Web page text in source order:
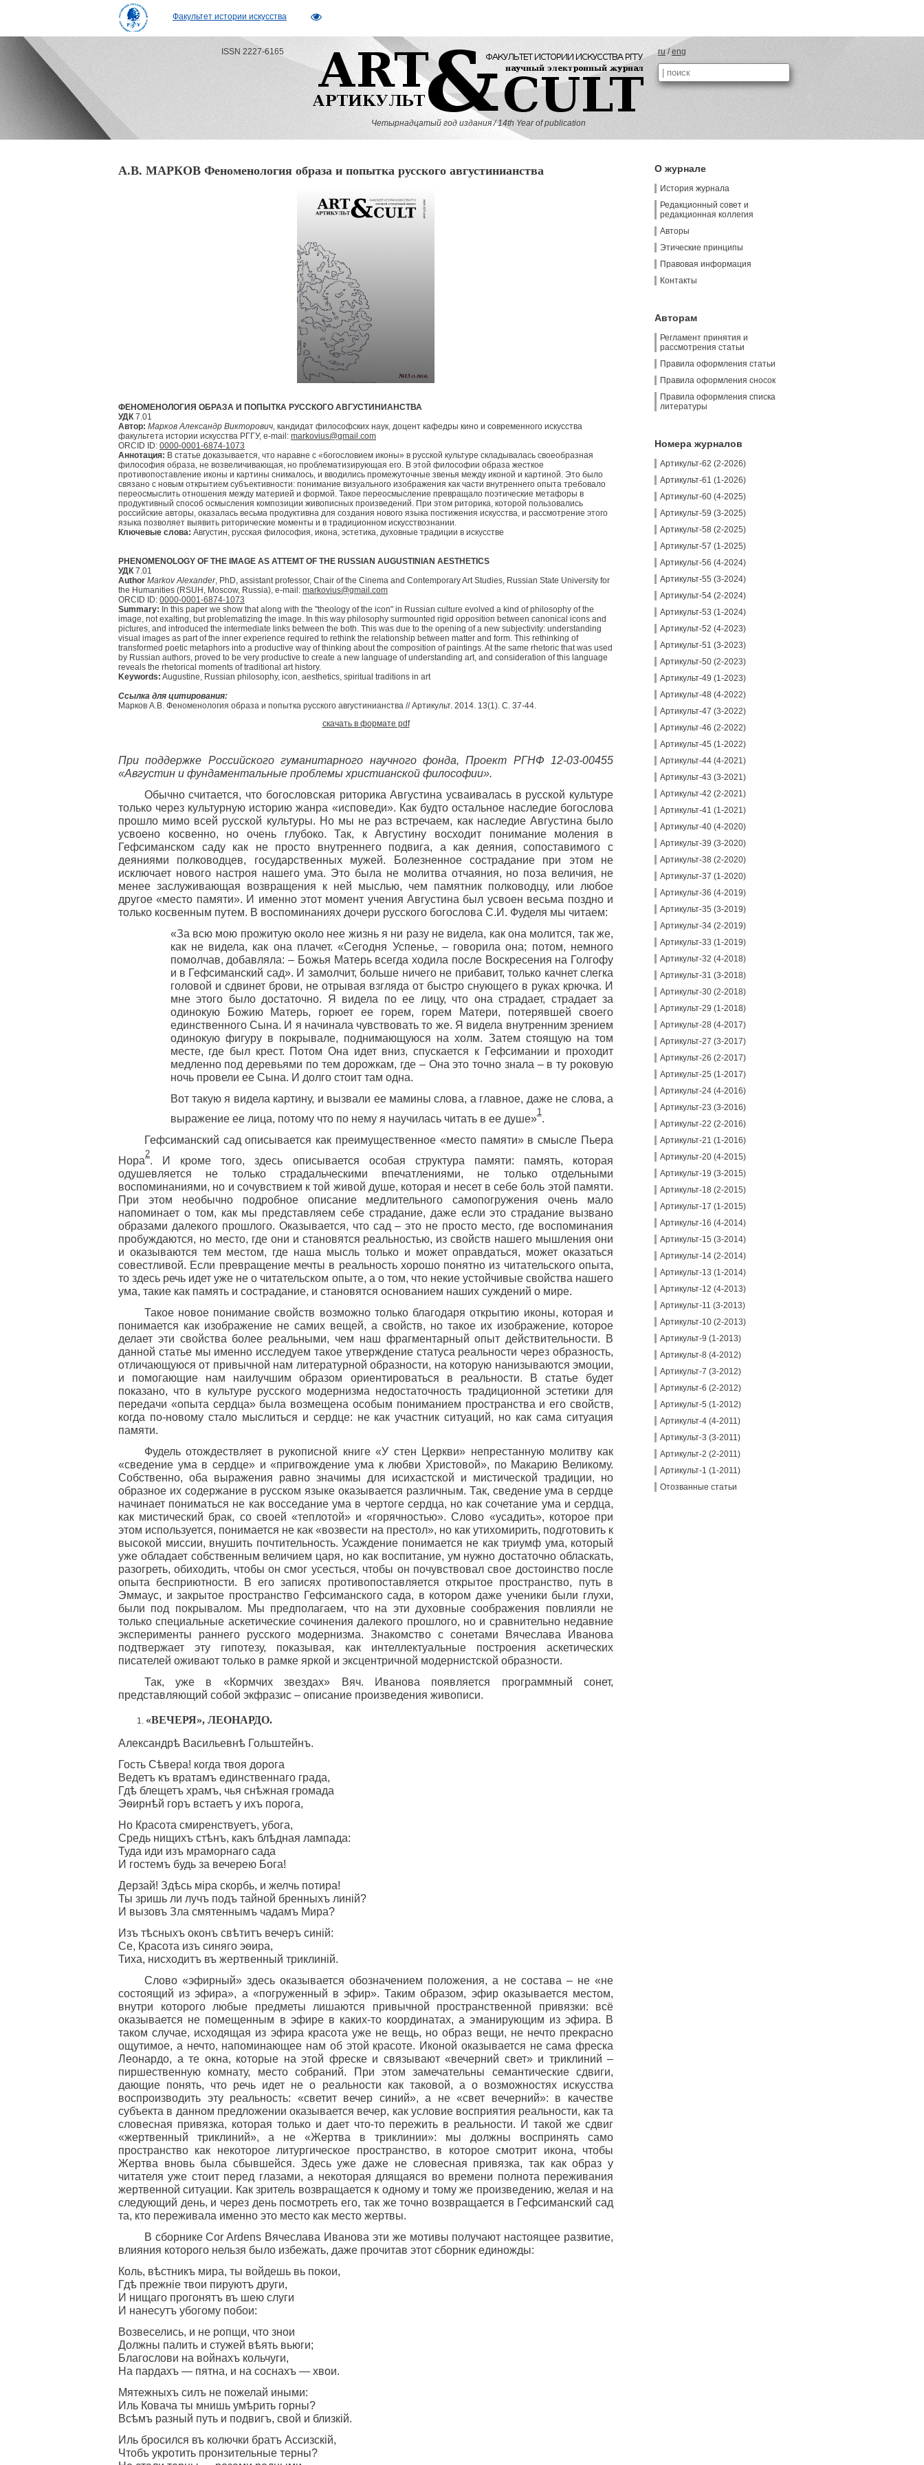
Факультет истории искусства
ISSN 2227-6165
Четырнадцатый год издания / 14th Year of publication
ru/ eng
А.В. МАРКОВ Феноменология образа и попытка русского августинианства
ФЕНОМЕНОЛОГИЯ ОБРАЗА И ПОПЫТКА РУССКОГО АВГУСТИНИАНСТВА
УДК 7.01
Автор: Марков Александр Викторович, кандидат философских наук, доцент кафедры кино и современного искусства
факультета истории искусства РГГУ, e-mail: markovius@gmail.com
ORCID ID: 0000-0001-6874-1073
Аннотация: В статье доказывается, что наравне с «богословием иконы» в русской культуре складывалась своеобразная
философия образа, не возвеличивающая, но проблематизирующая его. В этой философии образа жесткое
противопоставление иконы и картины снималось, и вводились промежуточные звенья между иконой и картиной. Это было
связано с новым открытием субъективности: понимание визуального изображения как части внутреннего опыта требовало
переосмыслить отношения между материей и формой. Такое переосмысление превращало поэтические метафоры в
продуктивный способ осмысления композиции живописных произведений. При этом риторика, которой пользовались
российские авторы, оказалась весьма продуктивна для создания нового языка постижения искусства, и рассмотрение этого
языка позволяет выявить риторические моменты и в традиционном искусствознании.
Ключевые слова: Августин, русская философия, икона, эстетика, духовные традиции в искусстве
PHENOMENOLOGY OF THE IMAGE AS ATTEMT OF THE RUSSIAN AUGUSTINIAN AESTHETICS
УДК 7.01
Author Markov Alexander, PhD, assistant professor, Chair of the Cinema and Contemporary Art Studies, Russian State University for
the Humanities (RSUH, Moscow, Russia), e-mail: markovius@gmail.com
ORCID ID: 0000-0001-6874-1073
Summary: In this paper we show that along with the "theology of the icon" in Russian culture evolved a kind of philosophy of the
image, not exalting, but problematizing the image. In this way philosophy surmounted rigid opposition between canonical icons and
pictures, and introduced the intermediate links between the both. This was due to the opening of a new subjectivity: understanding
visual images as part of the inner experience required to rethink the relationship between matter and form. This rethinking of
transformed poetic metaphors into a productive way of thinking about the composition of paintings. At the same rhetoric that was used
by Russian authors, proved to be very productive to create a new language of understanding art, and consideration of this language
reveals the rhetorical moments of traditional art history.
Keywords: Augustine, Russian philosophy, icon, aesthetics, spiritual traditions in art
Ссылка для цитирования:
Марков А.В. Феноменология образа и попытка русского августинианства // Артикульт. 2014. 13(1). С. 37-44.
скачать в формате pdf
При поддержке Российского гуманитарного научного фонда, Проект РГНФ 12-03-00455
«Августин и фундаментальные проблемы христианской философии».
Обычно считается, что богословская риторика Августина усваивалась в русской культуре
только через культурную историю жанра «исповеди». Как будто остальное наследие богослова
прошло мимо всей русской культуры. Но мы не раз встречаем, как наследие Августина было
усвоено косвенно, но очень глубоко. Так, к Августину восходит понимание моления в
Гефсиманском саду как не просто внутреннего подвига, а как деяния, сопоставимого с
деяниями полководцев, государственных мужей. Болезненное сострадание при этом не
исключает нового настроя нашего ума. Это была не молитва отчаяния, но поза величия, не
менее заслуживающая возвращения к ней мыслью, чем памятник полководцу, или любое
другое «место памяти». И именно этот момент учения Августина был усвоен весьма поздно и
только косвенным путем. В воспоминаниях дочери русского богослова С.И. Фуделя мы читаем:
«За всю мою прожитую около нее жизнь я ни разу не видела, как она молится, так же,
как не видела, как она плачет. «Сегодня Успенье, – говорила она; потом, немного
помолчав, добавляла: – Божья Матерь всегда ходила после Воскресения на Голгофу
и в Гефсиманский сад». И замолчит, больше ничего не прибавит, только качнет слегка
головой и сдвинет брови, не отрывая взгляда от быстро снующего в руках крючка. И
мне этого было достаточно. Я видела по ее лицу, что она страдает, страдает за
одинокую Божию Матерь, горюет ее горем, горем Матери, потерявшей своего
единственного Сына. И я начинала чувствовать то же. Я видела внутренним зрением
одинокую фигуру в покрывале, поднимающуюся на холм. Затем стоящую на том
месте, где был крест. Потом Она идет вниз, спускается к Гефсимании и проходит
медленно под деревьями по тем дорожкам, где – Она это точно знала – в ту роковую
ночь провели ее Сына. И долго стоит там одна.
Вот такую я видела картину, и вызвали ее мамины слова, а главное, даже не слова, а
выражение ее лица, потому что по нему я научилась читать в ее душе»
1
.
Гефсиманский сад описывается как преимущественное «место памяти» в смысле Пьера
Нора
2
. И кроме того, здесь описывается особая структура памяти: память, которая
одушевляется не только страдальческими впечатлениями, не только отдельными
воспоминаниями, но и сочувствием к той живой душе, которая и несет в себе боль этой памяти.
При этом необычно подробное описание медлительного самопогружения очень мало
напоминает о том, как мы представляем себе страдание, даже если это страдание вызвано
образами далекого прошлого. Оказывается, что сад – это не просто место, где воспоминания
пробуждаются, но место, где они и становятся реальностью, из свойств нашего мышления они
и оказываются тем местом, где наша мысль только и может оправдаться, может оказаться
совестливой. Если превращение мечты в реальность хорошо понятно из читательского опыта,
то здесь речь идет уже не о читательском опыте, а о том, что некие устойчивые свойства нашего
ума, такие как память и сострадание, и становятся основанием наших суждений о мире.
Такое новое понимание свойств возможно только благодаря открытию иконы, которая и
понимается как изображение не самих вещей, а свойств, но такое их изображение, которое
делает эти свойства более реальными, чем наш фрагментарный опыт действительности. В
данной статье мы именно исследуем такое утверждение статуса реальности через образность,
отличающуюся от привычной нам литературной образности, на которую нанизываются эмоции,
и помогающие нам наилучшим образом ориентироваться в реальности. В статье будет
показано, что в культуре русского модернизма недостаточность традиционной эстетики для
передачи «опыта сердца» была возмещена особым пониманием пространства и его свойств,
когда по-новому стало мыслиться и сердце: не как участник ситуаций, но как сама ситуация
памяти.
Фудель отождествляет в рукописной книге «У стен Церкви» непрестанную молитву как
«сведение ума в сердце» и «пригвождение ума к любви Христовой», по Макарию Великому.
Собственно, оба выражения равно значимы для исихастской и мистической традиции, но
образное их содержание в русском языке оказывается различным. Так, сведение ума в сердце
начинает пониматься не как восседание ума в чертоге сердца, но как сочетание ума и сердца,
как мистический брак, со своей «теплотой» и «горячностью». Слово «усадить», которое при
этом используется, понимается не как «возвести на престол», но как утихомирить, подготовить к
высокой миссии, внушить почтительность. Усаждение понимается не как триумф ума, который
уже обладает собственным величием царя, но как воспитание, ум нужно достаточно обласкать,
разогреть, обиходить, чтобы он смог усесться, чтобы он почувствовал свое достоинство после
опыта бесприютности. В его записях противопоставляется открытое пространство, путь в
Эммаус, и закрытое пространство Гефсиманского сада, в котором даже ученики были глухи,
были под покрывалом. Мы предполагаем, что на эти духовные соображения повлияли не
только специальные аскетические сочинения далекого прошлого, но и сравнительно недавние
эксперименты раннего русского модернизма. Знакомство с сонетами Вячеслава Иванова
подтвержает эту гипотезу, показывая, как интеллектуальные построения аскетических
писателей оживают только в рамке яркой и эксцентричной модернистской образности.
Так, уже в «Кормчих звездах» Вяч. Иванова появляется программный сонет,
представляющий собой экфразис – описание произведения живописи.
«ВЕЧЕРЯ», ЛЕОНАРДО.
Александрѣ Васильевнѣ Гольштейнъ.
Гость Сѣвера! когда твоя дорога
Ведетъ къ вратамъ единственнаго града,
Гдѣ блещетъ храмъ, чья снѣжная громада
Эѳирнѣй горъ встаетъ у ихъ порога,
Но Красота смиренствуетъ, убога,
Средь нищихъ стѣнъ, какъ блѣдная лампада:
Туда иди изъ мраморнаго сада
И гостемъ будь за вечерею Бога!
Дерзай! Здѣсь міра скорбь, и желчь потира!
Ты зришь ли лучъ подъ тайной бренныхъ линій?
И вызовъ Зла смятеннымъ чадамъ Мира?
Изъ тѣсныхъ оконъ свѣтитъ вечеръ синій:
Се, Красота изъ синяго эѳира,
Тиха, нисходитъ въ жертвенный триклиній.
Слово «эфирный» здесь оказывается обозначением положения, а не состава – не «не
состоящий из эфира», а «погруженный в эфир». Таким образом, эфир оказывается местом,
внутри которого любые предметы лишаются привычной пространственной привязки: всё
оказывается не помещенным в эфире в каких-то координатах, а эманирующим из эфира. В
таком случае, исходящая из эфира красота уже не вещь, но образ вещи, не нечто прекрасно
ощутимое, а нечто, напоминающее нам об этой красоте. Иконой оказывается не сама фреска
Леонардо, а те окна, которые на этой фреске и связывают «вечерний свет» и триклиний –
пиршественную комнату, место собраний. При этом замечательны семантические сдвиги,
дающие понять, что речь идет не о реальности как таковой, а о возможностях искусства
воспроизводить эту реальность: «светит вечер синий», а не «свет вечерний»: в качестве
субъекта в данном предложении оказывается вечер, как условие восприятия реальности, как та
словесная привязка, которая только и дает что-то пережить в реальности. И такой же сдвиг
«жертвенный триклиний», а не «Жертва в триклинии»: мы должны воспринять само
пространство как некоторое литургическое пространство, в которое смотрит икона, чтобы
Жертва вновь была сбывшейся. Здесь уже даже не словесная привязка, так как образ у
читателя уже стоит перед глазами, а некоторая длящаяся во времени полнота переживания
жертвенной ситуации. Как зритель возвращается к одному и тому же произведению, желая и на
следующий день, и через день посмотреть его, так же точно возвращается в Гефсиманский сад
та, кто переживала именно это место как место жертвы.
В сборникеCor Ardens Вячеслава Иванова эти же мотивы получают настоящее развитие,
влияния которого нельзя было избежать, даже прочитав этот сборник единожды:
Коль, вѣстникъ мира, ты войдешь вь покои,
Гдѣ прежніе твои пируютъ други,
И нищаго прогонятъ въ шею слуги
И нанесутъ убогому побои:
Возвеселись, и не ропщи, что знои
Должны палить и стужей вѣять вьюги;
Благослови на войнахъ кольчуги,
На пардахъ — пятна, и на соснахъ — хвои.
Мятежныхъ силъ не пожелай иными:
Иль Ковача ты мнишь умѣрить горны?
Всѣмъ разный путь и подвигъ, свой и близкій.
Иль бросился въ колючки братъ Ассизскій,
Чтобъ укротить пронзительные терны?
О журнале
История журнала
Редакционный совет и
редакционная коллегия
Авторы
Этические принципы
Правовая информация
Контакты
Авторам
Регламент принятия и
рассмотрения статьи
Правила оформления статьи
Правила оформления сносок
Правила оформления списка
литературы
Номера журналов
Артикульт-62 (2-2026)
Артикульт-61 (1-2026)
Артикульт-60 (4-2025)
Артикульт-59 (3-2025)
Артикульт-58 (2-2025)
Артикульт-57 (1-2025)
Артикульт-56 (4-2024)
Артикульт-55 (3-2024)
Артикульт-54 (2-2024)
Артикульт-53 (1-2024)
Артикульт-52 (4-2023)
Артикульт-51 (3-2023)
Артикульт-50 (2-2023)
Артикульт-49 (1-2023)
Артикульт-48 (4-2022)
Артикульт-47 (3-2022)
Артикульт-46 (2-2022)
Артикульт-45 (1-2022)
Артикульт-44 (4-2021)
Артикульт-43 (3-2021)
Артикульт-42 (2-2021)
Артикульт-41 (1-2021)
Артикульт-40 (4-2020)
Артикульт-39 (3-2020)
Артикульт-38 (2-2020)
Артикульт-37 (1-2020)
Артикульт-36 (4-2019)
Артикульт-35 (3-2019)
Артикульт-34 (2-2019)
Артикульт-33 (1-2019)
Артикульт-32 (4-2018)
Артикульт-31 (3-2018)
Артикульт-30 (2-2018)
Артикульт-29 (1-2018)
Артикульт-28 (4-2017)
Артикульт-27 (3-2017)
Артикульт-26 (2-2017)
Артикульт-25 (1-2017)
Артикульт-24 (4-2016)
Артикульт-23 (3-2016)
Артикульт-22 (2-2016)
Артикульт-21 (1-2016)
Артикульт-20 (4-2015)
Артикульт-19 (3-2015)
Артикульт-18 (2-2015)
Артикульт-17 (1-2015)
Артикульт-16 (4-2014)
Артикульт-15 (3-2014)
Артикульт-14 (2-2014)
Артикульт-13 (1-2014)
Артикульт-12 (4-2013)
Артикульт-11 (3-2013)
Артикульт-10 (2-2013)
Артикульт-9 (1-2013)
Артикульт-8 (4-2012)
Артикульт-7 (3-2012)
Артикульт-6 (2-2012)
Артикульт-5 (1-2012)
Артикульт-4 (4-2011)
Артикульт-3 (3-2011)
Артикульт-2 (2-2011)
Артикульт-1 (1-2011)
Отозванные статьи